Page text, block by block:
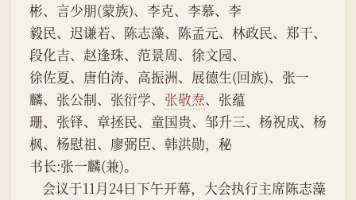
彬、言少朋(蒙族)、李克、李慕、李
毅民、迟谦若、陈志藻、陈孟元、林政民、郑干、
段化吉、赵逢珠、范景周、徐文园、
徐佐夏、唐伯涛、高振洲、展德生(回族)、张一
麟、张公制、张衍学、 张敬焘、张蕴
珊、张铎、章拯民、童国贵、邹升三、杨祝成、杨
枫、杨慰祖、廖弼臣、韩洪勋，秘
书长:张一麟(兼)。